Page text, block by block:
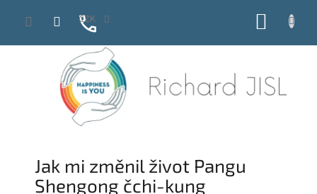
CZK
Jak mi změnil život Pangu
Shengong čchi-kung